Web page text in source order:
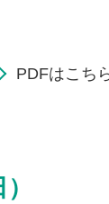
PDFはこち